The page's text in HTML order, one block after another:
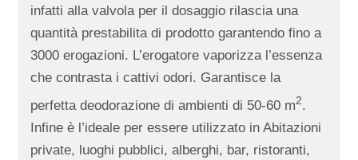
infatti alla valvola per il dosaggio rilascia una
quantità prestabilita di prodotto garantendo fino a
3000 erogazioni. L’erogatore vaporizza l’essenza
che contrasta i cattivi odori. Garantisce la
perfetta deodorazione di ambienti di 50-60 m2.
Infine è l’ideale per essere utilizzato in Abitazioni
private, luoghi pubblici, alberghi, bar, ristoranti,